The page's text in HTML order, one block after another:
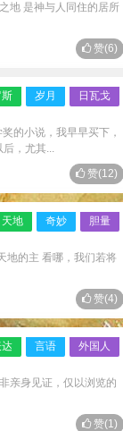
地 是神与人同住的居所
赞(6)
岁月 日瓦戈
的小说，我早早买下，
后，尤其...
赞(12)
天地 奇妙 胆量
地的主 看哪，我们若将
赞(4)
言语 外国人
亲身见证，仅以浏览的
赞(1)